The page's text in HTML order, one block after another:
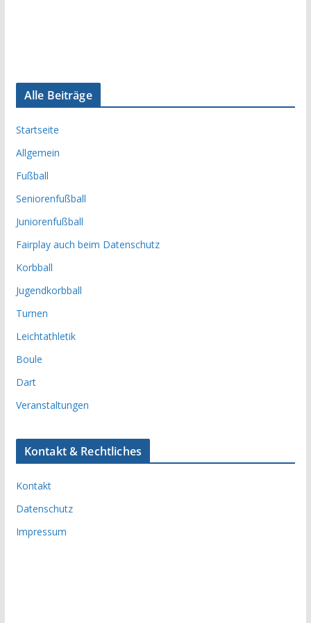
Alle Beiträge
Startseite
Allgemein
Fußball
Seniorenfußball
Juniorenfußball
Fairplay auch beim Datenschutz
Korbball
Jugendkorbball
Turnen
Leichtathletik
Boule
Dart
Veranstaltungen
Kontakt & Rechtliches
Kontakt
Datenschutz
Impressum